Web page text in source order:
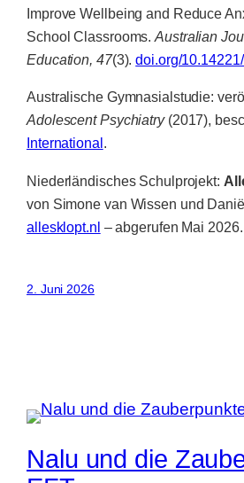
Improve Wellbeing and Reduce
School Classrooms.Australian
Education, 47(3).doi.org/
Australische Gymnasialstudie:
Adolescent Psychiatry(2017),
International .
Niederländisches Schulprojekt:
von Simone van Wissen und
allesklopt.nl – abgerufen Mai 2026.
2. Juni 2026
Nalu und die